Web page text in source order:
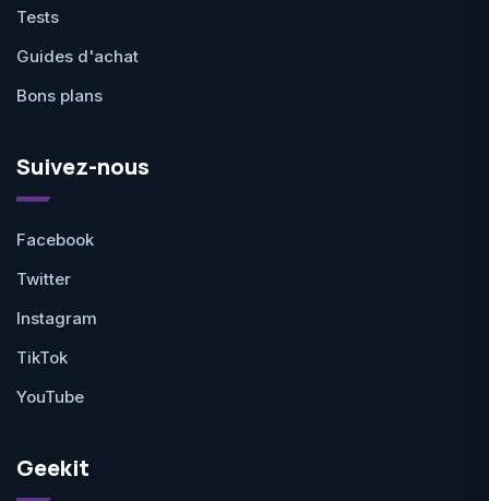
Tests
Guides d'achat
Bons plans
Suivez-nous
Facebook
Twitter
Instagram
TikTok
YouTube
Geekit